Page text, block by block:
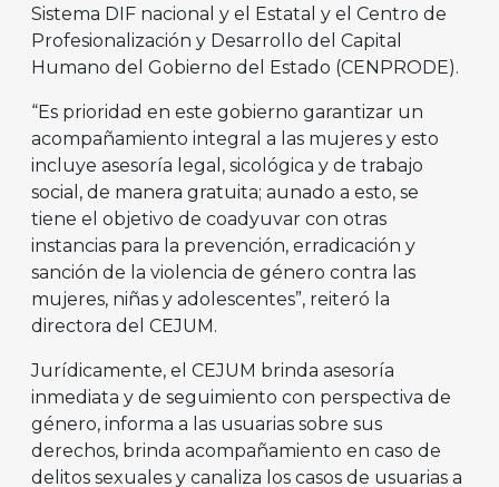
Sistema DIF nacional y el Estatal y el Centro de
Profesionalización y Desarrollo del Capital
Humano del Gobierno del Estado (CENPRODE).
“Es prioridad en este gobierno garantizar un
acompañamiento integral a las mujeres y esto
incluye asesoría legal, sicológica y de trabajo
social, de manera gratuita; aunado a esto, se
tiene el objetivo de coadyuvar con otras
instancias para la prevención, erradicación y
sanción de la violencia de género contra las
mujeres, niñas y adolescentes”, reiteró la
directora del CEJUM.
Jurídicamente, el CEJUM brinda asesoría
inmediata y de seguimiento con perspectiva de
género, informa a las usuarias sobre sus
derechos, brinda acompañamiento en caso de
delitos sexuales y canaliza los casos de usuarias a